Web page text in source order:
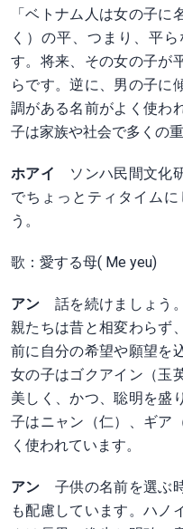
「ベトナム人は女の子
く）の平、つまり、平
す。将来、その女の子が
らです。逆に、男の子に
調がある名前がよく使わ
子は家族や社会で多くの
ホアイ
ソンハ民間文化
でちょっとティタイム
う。
歌：愛する母( Me yeu)
アン 話を続けましょう
親たちは昔と相変わらず
前に自分の希望や願望を
女の子はゴクアイン（玉
美しく、かつ、聡明を盛
子はニャン（仁）、ギア
く使われています。
アン 子供の名前を選ぶ
も配慮しています。ハノ